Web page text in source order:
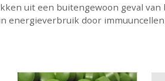
uit een buitengewoon geval
energieverbruik door immuuncellen